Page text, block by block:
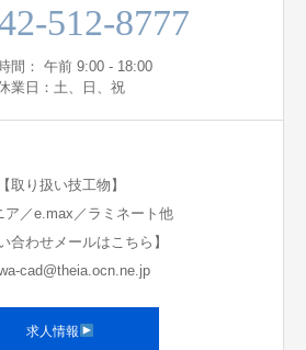
512-8777
間： 午前 9:00 - 18:00
業日：土、日、祝
【取り扱い技工物】
ア／e.max／ラミネート他
合わせメールはこちら】
cad@theia.ocn.ne.jp
求人情報